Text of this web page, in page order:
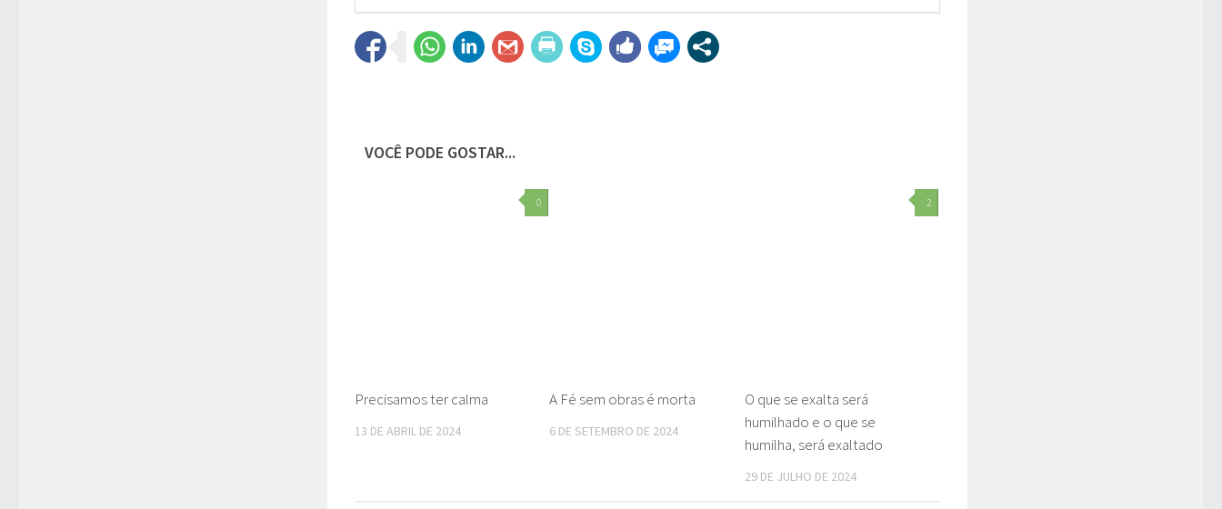
VOCÊ PODE GOSTAR...
0
Precisamos ter calma
13 DE ABRIL DE 2024
A Fé sem obras é morta
6 DE SETEMBRO DE 2024
2
O que se exalta será
humilhado e o que se
humilha, será exaltado
29 DE JULHO DE 2024